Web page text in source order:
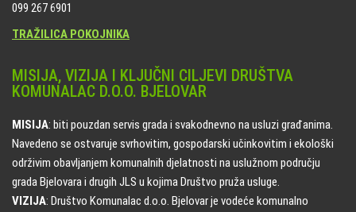
099 267 6901
TRAŽILICA POKOJNIKA
MISIJA, VIZIJA I KLJUČNI CILJEVI DRUŠTVA
KOMUNALAC D.O.O. BJELOVAR
MISIJA: biti pouzdan servis grada i svakodnevno na usluzi građanima.
Navedeno se ostvaruje svrhovitim, gospodarski učinkovitim i ekološki
održivim obavljanjem komunalnih djelatnosti na uslužnom području
grada Bjelovara i drugih JLS u kojima Društvo pruža usluge.
VIZIJA: Društvo Komunalac d.o.o. Bjelovar je vodeće komunalno